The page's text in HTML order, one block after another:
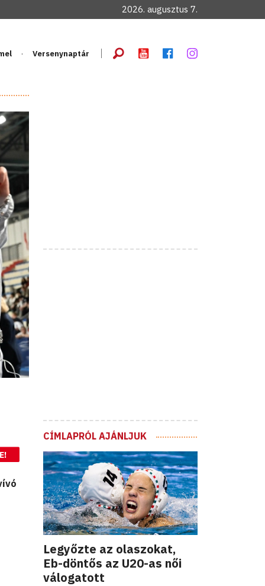
2026. augusztus 7.
Versenynaptár
CÍMLAPRÓL AJÁNLJUK
Legyőzte az olaszokat,
Eb-döntős az U20-as női
válogatott